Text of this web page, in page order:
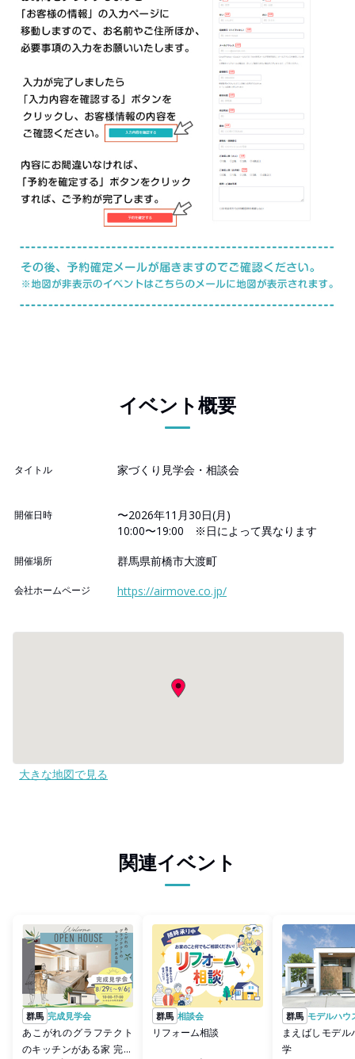
イベント概要
タイトル 家づくり見学会・相談会
開催日時
〜2026年11月30日(月)
10:00〜19:00 ※日によって異なります
開催場所 群馬県前橋市大渡町
会社ホームページ https://airmove.co.jp/
大きな地図で見る
関連イベント
群馬 完成見学会
あこがれのグラフテクト
のキッチンがある家 完成
群馬 相談会
リフォーム相談
群馬 モデルハウ
まえばしモデル
学